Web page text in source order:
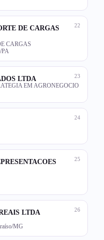
22
DE CARGAS
CARGAS
PA
23
LTDA
EM AGRONEGOCIO
24
25
26
LTDA
MG